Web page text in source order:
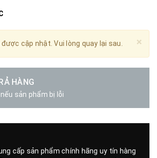
×
cập nhật. Vui lòng quay lại sau.
HÀNG
sản phẩm bị lỗi
cấp sản phẩm chính hãng uy tín hàng